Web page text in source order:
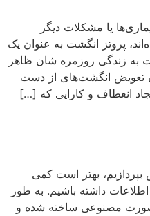
یا مشکلات دیگر
پروتز انگشت به عنوان یک
به زندگی روزمره شان ظاهر
تعویض انگشت‌های از دست
انعطاف و کارایی که […]
بهتر است کمی
داشته باشیم. به طور
مصنوعی ساخته‌ شده و